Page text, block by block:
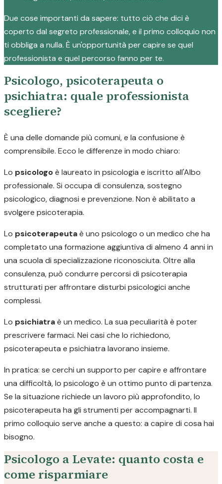
Due cose importanti da sapere: tutto ciò che dici è
coperto dal segreto professionale, e il primo colloquio non
ti obbliga a nulla. È un'opportunità per capire se quel
professionista e quel percorso fanno per te.
Psicologo, psicoterapeuta o
psichiatra: quale professionista
scegliere?
È una delle domande più comuni, e la confusione è
comprensibile. Ecco le differenze in modo chiaro:
Lo psicologoè laureato in psicologia e iscritto all'Albo
professionale. Si occupa di consulenza, sostegno
psicologico, diagnosi e prevenzione. Non è abilitato a
svolgere psicoterapia.
Lo psicoterapeutaè uno psicologo o un medico che ha
completato una formazione aggiuntiva di almeno 4 anni in
una scuola di specializzazione riconosciuta. Oltre alla
consulenza, può condurre percorsi di psicoterapia
strutturati per affrontare disturbi psicologici anche
complessi.
Lo psichiatraè un medico. La sua peculiarità è poter
prescrivere farmaci. Nei casi che lo richiedono,
psicoterapeuta e psichiatra lavorano insieme.
In pratica: se cerchi un supporto per capire e affrontare
una difficoltà, lo psicologo è un ottimo punto di partenza.
Se la situazione richiede un lavoro più approfondito, lo
psicoterapeuta ha gli strumenti per accompagnarti. Il
primo colloquio serve anche a questo: a capire di cosa hai
bisogno.
Psicologo a Levate: quanto costa e
come risparmiare